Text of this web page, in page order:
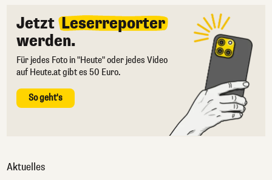
Jetzt Leserreporter
werden.
Für jedes Foto in "Heute" oder jedes Video
auf Heute.at gibt es 50 Euro.
So geht's
Aktuelles